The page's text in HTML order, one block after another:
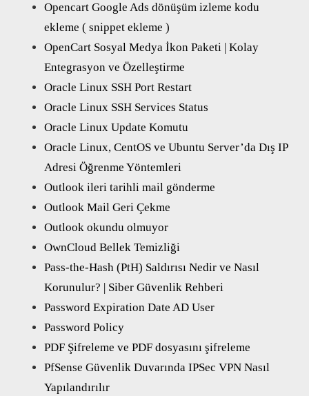
Opencart Google Ads dönüşüm izleme kodu
ekleme ( snippet ekleme )
OpenCart Sosyal Medya İkon Paketi | Kolay
Entegrasyon ve Özelleştirme
Oracle Linux SSH Port Restart
Oracle Linux SSH Services Status
Oracle Linux Update Komutu
Oracle Linux, CentOS ve Ubuntu Server’da Dış IP
Adresi Öğrenme Yöntemleri
Outlook ileri tarihli mail gönderme
Outlook Mail Geri Çekme
Outlook okundu olmuyor
OwnCloud Bellek Temizliği
Pass-the-Hash (PtH) Saldırısı Nedir ve Nasıl
Korunulur? | Siber Güvenlik Rehberi
Password Expiration Date AD User
Password Policy
PDF Şifreleme ve PDF dosyasını şifreleme
PfSense Güvenlik Duvarında IPSec VPN Nasıl
Yapılandırılır